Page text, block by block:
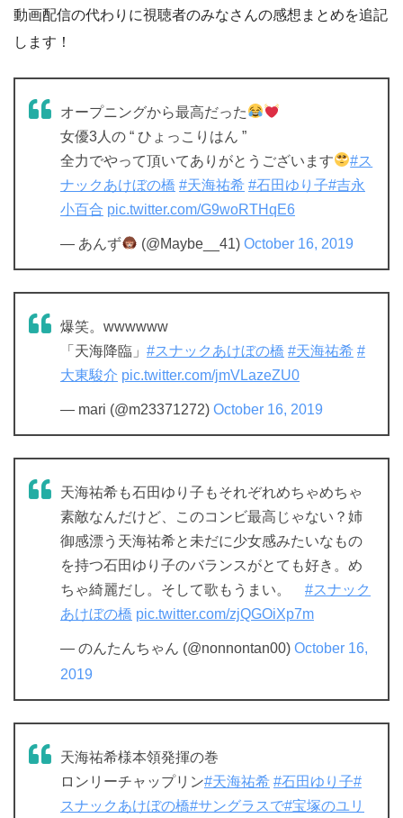
動画配信の代わりに視聴者のみなさんの感想まとめを追記
します！
オープニングから最高だった
女優3人の “ ひょっこりはん ”
全力でやって頂いてありがとうございます
#ス
ナックあけぼの橋 #天海祐希 #石田ゆり子#吉永
小百合 pic.twitter.com/G9woRTHqE6
— あんず (@Maybe__41)October 16, 2019
爆笑。wwwwww
「天海降臨」 #スナックあけぼの橋 #天海祐希 #
大東駿介 pic.twitter.com/jmVLazeZU0
— mari (@m23371272) October 16, 2019
天海祐希も石田ゆり子もそれぞれめちゃめちゃ
素敵なんだけど、このコンビ最高じゃない？姉
御感漂う天海祐希と未だに少女感みたいなもの
を持つ石田ゆり子のバランスがとても好き。め
ちゃ綺麗だし。そして歌もうまい。 #スナック
あけぼの橋 pic.twitter.com/zjQGOiXp7m
— のんたんちゃん (@nonnontan00) October 16,
2019
天海祐希様本領発揮の巻
ロンリーチャップリン#天海祐希 #石田ゆり子#
スナックあけぼの橋#サングラスで#宝塚のユリ